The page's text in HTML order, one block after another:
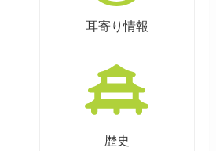
耳寄り情報
歴史